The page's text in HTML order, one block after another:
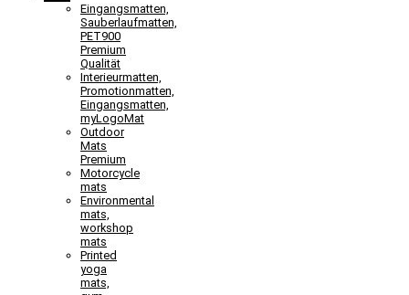
Eingangsmatten,
Sauberlaufmatten,
PET900
Premium
Qualität
Interieurmatten,
Promotionmatten,
Eingangsmatten,
myLogoMat
Outdoor
Mats
Premium
Motorcycle
mats
Environmental
mats,
workshop
mats
Printed
yoga
mats,